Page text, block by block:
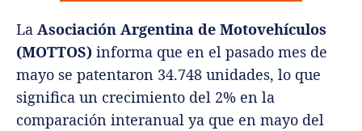
La Asociación Argentina de Motovehículos
(MOTTOS) informa que en el pasado mes de
mayo se patentaron 34.748 ‎unidades, lo que
significa un crecimiento del 2% en la
comparación interanual ya que en mayo del